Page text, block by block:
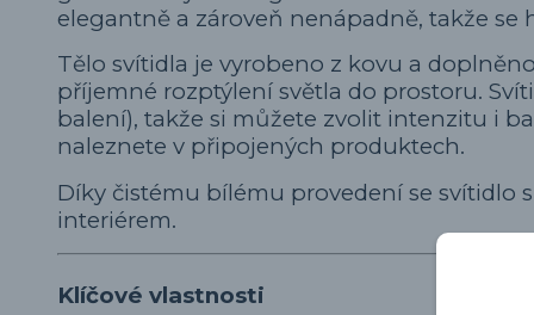
elegantně a zároveň nenápadně, takže
Tělo svítidla je vyrobeno z kovu a
příjemné rozptýlení světla do prostoru.
balení), takže si můžete zvolit intenzitu i
naleznete v připojených produktech.
Díky čistému bílému provedení se
interiérem.
Klíčové vlastnosti